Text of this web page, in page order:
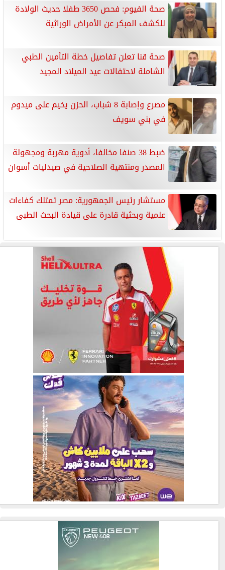
صحة الفيوم: فحص 3650 طفلا حديث الولادة
للكشف المبكر عن الأمراض الوراثية
صحة قنا تعلن تفاصيل خطة التأمين الطبي
الشاملة لاحتفالات عيد الميلاد المجيد
مصرع وإصابة 8 شباب، الحزن يخيم على ميدوم
في بني سويف
ضبط 38 صنفا مخالفا، أدوية مهربة ومجهولة
المصدر ومنتهية الصلاحية في صيدليات أسوان
مستشار رئيس الجمهورية: مصر تمتلك كفاءات
علمية وبحثية قادرة على قيادة البحث الطبى